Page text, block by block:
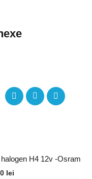
halogen H4 12v -Osram
lei